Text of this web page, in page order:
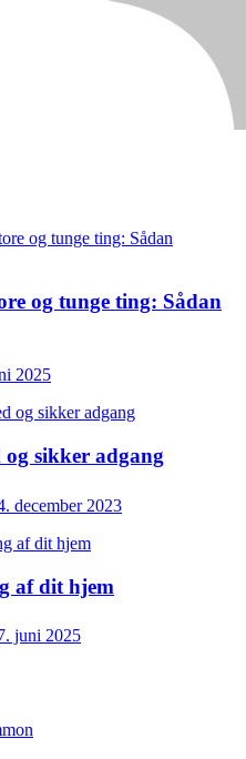
og tunge ting: Sådan
2025
og sikker adgang
december 2023
af dit hjem
juni 2025